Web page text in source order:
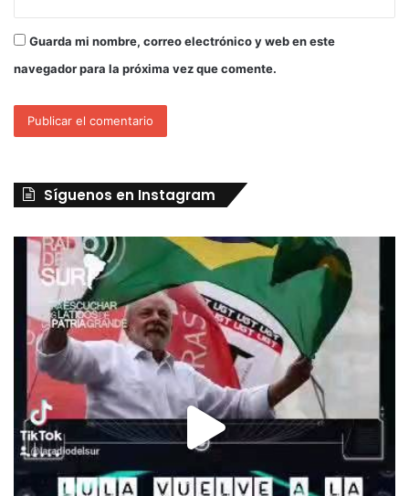
Guarda mi nombre, correo electrónico y web en este
navegador para la próxima vez que comente.
Síguenos en Instagram